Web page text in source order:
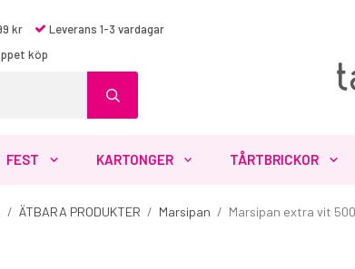
kr
Leverans 1-3 vardagar
köp
FEST KARTONGER TÅRTBRICKOR
/ ÄTBARA PRODUKTER / Marsipan / Marsipan extra vit